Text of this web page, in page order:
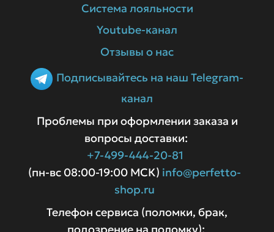
Система лояльности
Youtube-канал
Отзывы о нас
Подписывайтесь на наш Telegram-
канал
Проблемы при оформлении заказа и
вопросы доставки:
+7-499-444-20-81
(пн-вс 08:00-19:00 МСК) info@perfetto-
shop.ru
Телефон сервиса (поломки, брак,